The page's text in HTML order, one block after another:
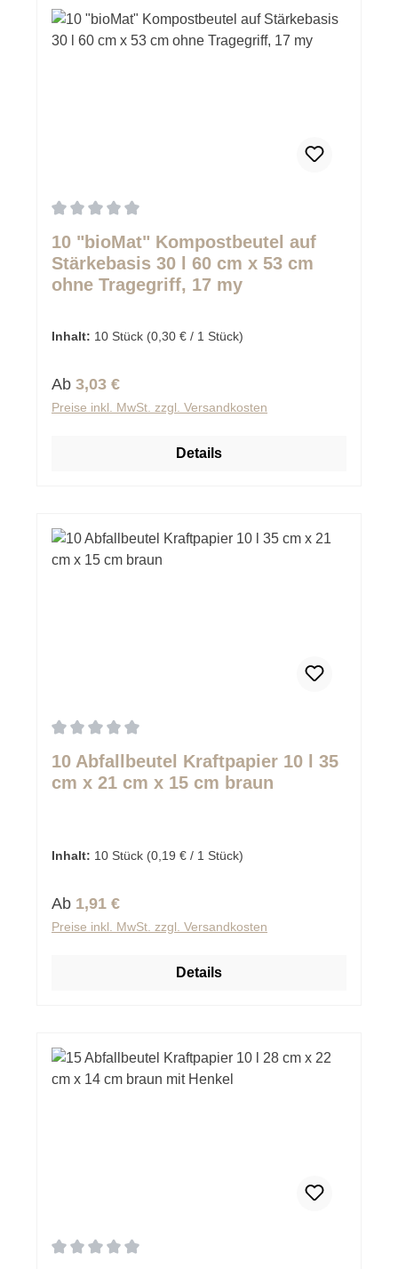
10 "bioMat" Kompostbeutel auf
Stärkebasis 30 l 60 cm x 53 cm
ohne Tragegriff, 17 my
Inhalt: 10 Stück (0,30 € / 1 Stück)
Regulärer Preis:
Ab 3,03 €
Preise inkl. MwSt. zzgl. Versandkosten
Details
10 Abfallbeutel Kraftpapier 10 l 35
cm x 21 cm x 15 cm braun
Inhalt: 10 Stück (0,19 € / 1 Stück)
Regulärer Preis:
Ab 1,91 €
Preise inkl. MwSt. zzgl. Versandkosten
Details